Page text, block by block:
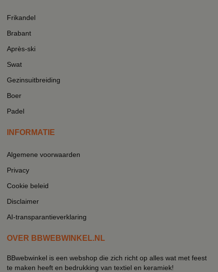
Frikandel
Brabant
Après-ski
Swat
Gezinsuitbreiding
Boer
Padel
INFORMATIE
Algemene voorwaarden
Privacy
Cookie beleid
Disclaimer
AI-transparantieverklaring
OVER BBWEBWINKEL.NL
BBwebwinkel is een webshop die zich richt op alles wat met feest
te maken heeft en bedrukking van textiel en keramiek!